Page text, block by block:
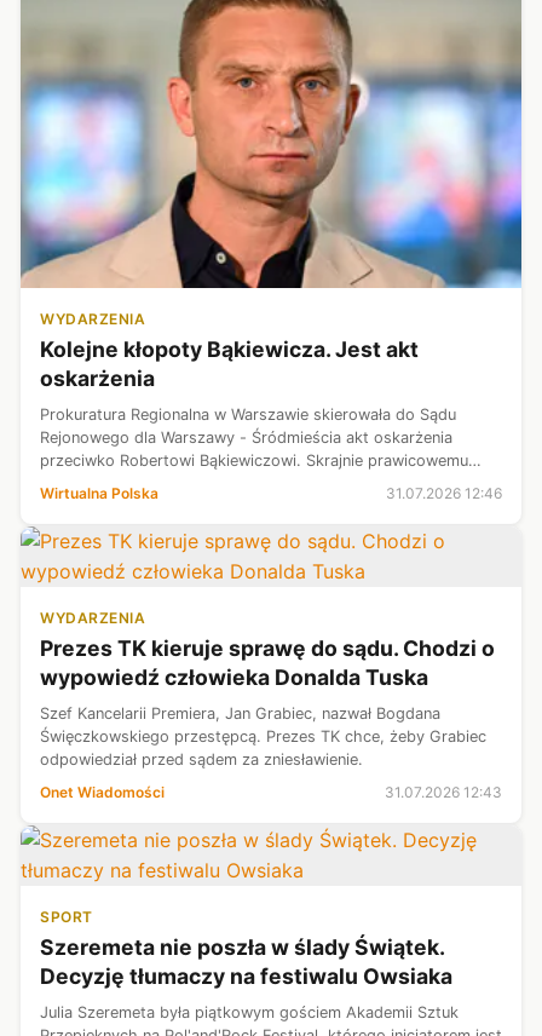
WYDARZENIA
Kolejne kłopoty Bąkiewicza. Jest akt
oskarżenia
Prokuratura Regionalna w Warszawie skierowała do Sądu
Rejonowego dla Warszawy - Śródmieścia akt oskarżenia
przeciwko Robertowi Bąkiewiczowi. Skrajnie prawicowemu
Wirtualna Polska 31.07.2026 12:46
WYDARZENIA
Prezes TK kieruje sprawę do sądu. Chodzi o
wypowiedź człowieka Donalda Tuska
Szef Kancelarii Premiera, Jan Grabiec, nazwał Bogdana
Święczkowskiego przestępcą. Prezes TK chce, żeby Grabiec
odpowiedział przed sądem za zniesławienie.
Onet Wiadomości
31.07.2026 12:43
SPORT
Szeremeta nie poszła w ślady Świątek.
Decyzję tłumaczy na festiwalu Owsiaka
Julia Szeremeta była piątkowym gościem Akademii Sztuk